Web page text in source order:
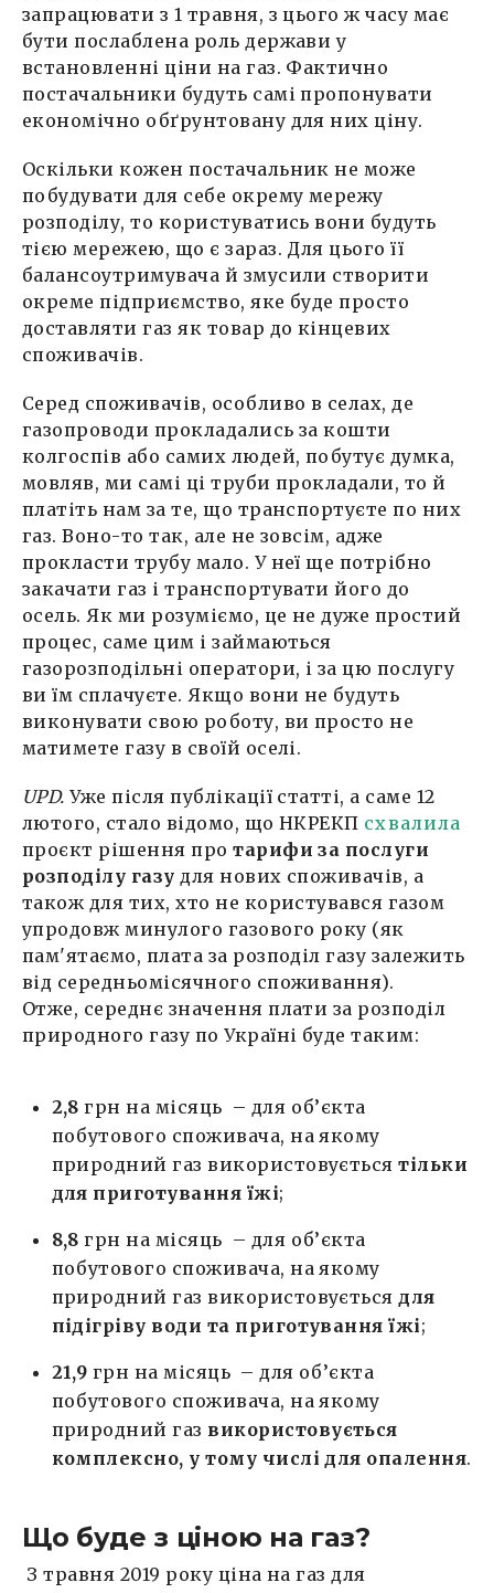
запрацювати з 1 травня, з цього ж часу має
бути послаблена роль держави у
встановленні ціни на газ. Фактично
постачальники будуть самі пропонувати
економічно обґрунтовану для них ціну.
Оскільки кожен постачальник не може
побудувати для себе окрему мережу
розподілу, то користуватись вони будуть
тією мережею, що є зараз. Для цього її
балансоутримувача й змусили створити
окреме підприємство, яке буде просто
доставляти газ як товар до кінцевих
споживачів.
Серед споживачів, особливо в селах, де
газопроводи прокладались за кошти
колгоспів або самих людей, побутує думка,
мовляв, ми самі ці труби прокладали, то й
платіть нам за те, що транспортуєте по них
газ. Воно-то так, але не зовсім, адже
прокласти трубу мало. У неї ще потрібно
закачати газ і транспортувати його до
осель. Як ми розуміємо, це не дуже простий
процес, саме цим і займаються
газорозподільні оператори, і за цю послугу
ви їм сплачуєте. Якщо вони не будуть
виконувати свою роботу, ви просто не
матимете газу в своїй оселі.
UPD. Уже після публікації статті, а саме 12
лютого, стало відомо, що НКРЕКП схвалила
проєкт рішення протарифи за послуги
розподілу газу для нових споживачів, а
також для тих, хто не користувався газом
упродовж минулого газового року (як
пам'ятаємо, плата за розподіл газу залежить
від середньомісячного споживання).
Отже, середнє значення плати за розподіл
природного газу по Україні буде таким:
2,8 грн на місяць – для об’єкта
побутового споживача, на якому
природний газ використовуєтьсятільки
для приготування їжі;
8,8 грн на місяць – для об’єкта
побутового споживача, на якому
природний газ використовується для
підігріву води та приготування їжі;
21,9 грн на місяць – для об’єкта
побутового споживача, на якому
природний газ використовується
комплексно, у тому числі для опалення.
Що буде з ціною на газ?
З травня 2019 року ціна на газ для